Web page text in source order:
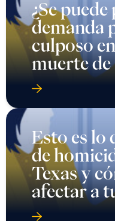
¿Se
demanda
culposo
muerte de
Esto es lo
de
Texas y
afectar a